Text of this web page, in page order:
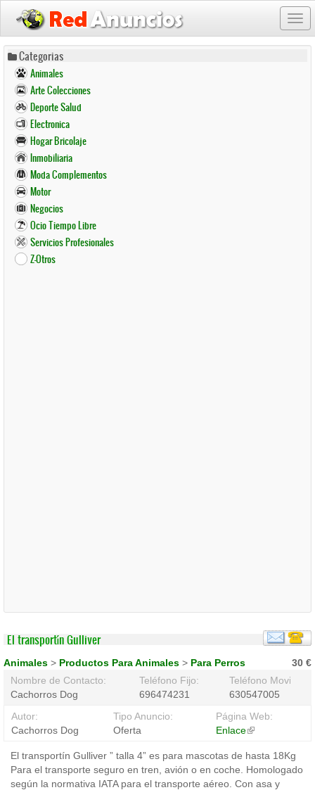
Pasar
contenido
principal
Categorias
Animales
Arte Colecciones
Deporte Salud
Electronica
Hogar Bricolaje
Inmobiliaria
Moda Complementos
Motor
Negocios
Ocio Tiempo Libre
Servicios Profesionales
Z-Otros
El transportín Gulliver
30 €
Animales > Productos Para Animales > Para Perros
Nombre de Contacto:
Cachorros Dog
Teléfono Fijo:
696474231
Teléfono Movil:
630547005
Autor:
Cachorros Dog
Tipo Anuncio:
Oferta
Página Web:
Enlace(link
external)
El transportín Gulliver ” talla 4” es para mascotas de hasta 18Kg
Para el transporte seguro en tren, avión o en coche. Homologado
según la normativa IATA para el transporte aéreo. Con asa y